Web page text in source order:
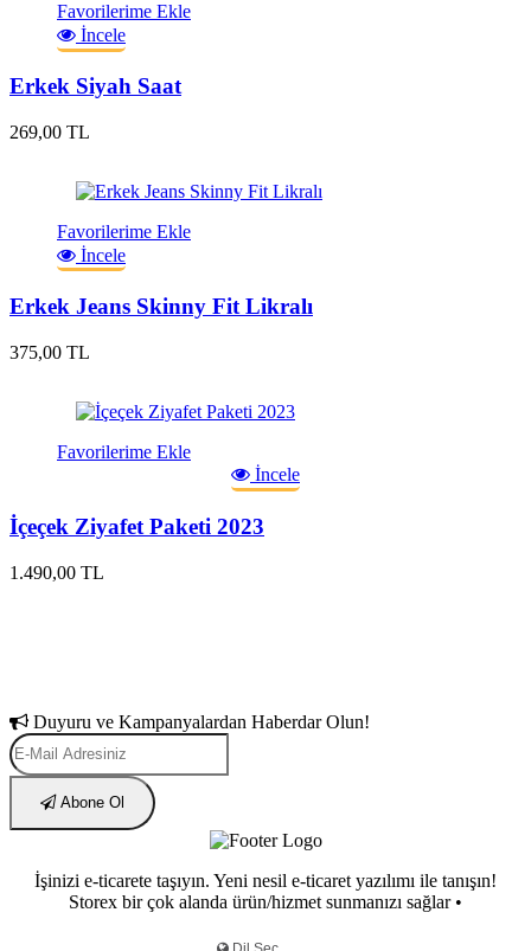
Favorilerime Ekle
İncele
Erkek Siyah Saat
269,00 TL
Favorilerime Ekle
İncele
Erkek Jeans Skinny Fit Likralı
375,00 TL
Favorilerime Ekle
İncele
İçeçek Ziyafet Paketi 2023
1.490,00 TL
Duyuru ve Kampanyalardan Haberdar Olun!
Abone Ol
İşinizi e-ticarete taşıyın. Yeni nesil e-ticaret yazılımı ile tanışın!
Storex bir çok alanda ürün/hizmet sunmanızı sağlar •